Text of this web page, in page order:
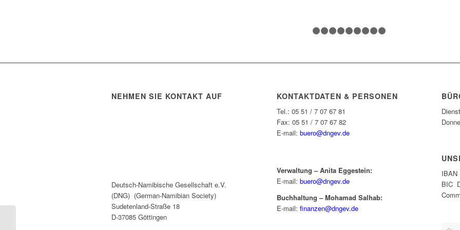
1 2 3 4
NEHMEN SIE KONTAKT AUF
Deutsch-Namibische Gesellschaft e.V.
(DNG) (German-Namibian Society)
Sudetenland-Straße 18
D-37085 Göttingen
KONTAKTDATEN & PERSONEN
Tel.: 05 51 / 7 07 67 81
Fax: 05 51 / 7 07 67 82
E-mail: buero@dngev.de
Verwaltung – Anita Eggestein:
E-mail: buero@dngev.de
Buchhaltung – Mohamad Salhab:
E-mail: finanzen@dngev.de
IBAN
BIC